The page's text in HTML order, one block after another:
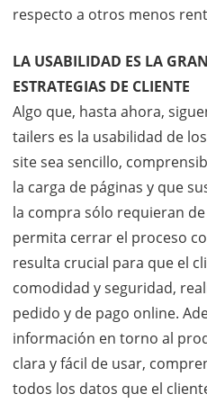
respecto a otros menos
LA USABILIDAD ES LA
ESTRATEGIAS DE CLIENTE
Algo que, hasta ahora,
tailers es la usabilidad de
site sea sencillo,
la carga de páginas y que
la compra sólo requieran
permita cerrar el proceso
resulta crucial para que el
comodidad y seguridad,
pedido y de pago online.
información en torno al
clara y fácil de usar,
todos los datos que el